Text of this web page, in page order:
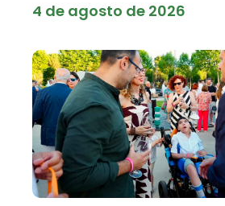
4 de agosto de 2026